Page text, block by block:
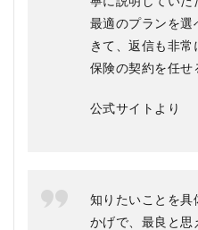
最適のプランを選
きて、返信も非
保険の契約を任せ
公式サイトより
知りたいことを具
かげで、最良と思